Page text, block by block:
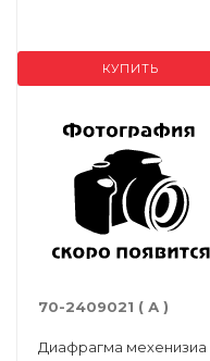
КУПИТЬ
70-2409021 ( А )
Диафрагма мехенизиа